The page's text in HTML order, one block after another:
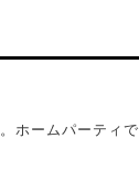
ホームパーティで